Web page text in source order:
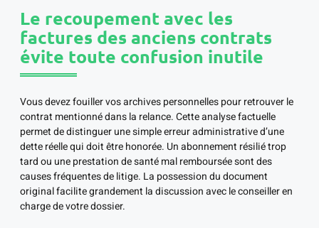
Le recoupement avec les
factures des anciens contrats
évite toute confusion inutile
Vous devez fouiller vos archives personnelles pour retrouver le
contrat mentionné dans la relance. Cette analyse factuelle
permet de distinguer une simple erreur administrative d’une
dette réelle qui doit être honorée. Un abonnement résilié trop
tard ou une prestation de santé mal remboursée sont des
causes fréquentes de litige. La possession du document
original facilite grandement la discussion avec le conseiller en
charge de votre dossier.